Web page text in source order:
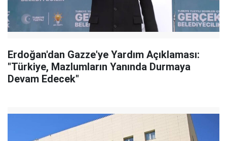
Erdoğan'dan Gazze'ye Yardım Açıklaması:
"Türkiye, Mazlumların Yanında Durmaya
Devam Edecek"